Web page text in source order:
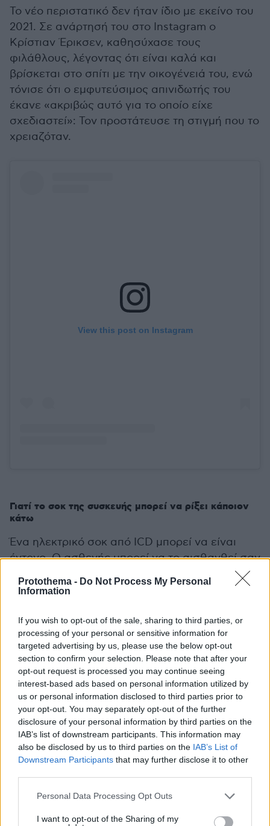
Protothema - Do Not Process My Personal
Information
If you wish to opt-out of the sale, sharing to third parties, or
processing of your personal or sensitive information for
targeted advertising by us, please use the below opt-out
section to confirm your selection. Please note that after your
opt-out request is processed you may continue seeing
interest-based ads based on personal information utilized by
us or personal information disclosed to third parties prior to
your opt-out. You may separately opt-out of the further
disclosure of your personal information by third parties on the
IAB’s list of downstream participants. This information may
also be disclosed by us to third parties on the IAB’s List of
Downstream Participants that may further disclose it to other
Please note that this website/app uses one or more Google
not limited to your visit or usage behaviour. You may click to
Personal Data Processing Opt Outs
I want to opt-out of the Sharing of my
Το νέο περιστατικό δεν ήταν ίδιο με εκείνο του
2021. Σε ανάρτησή του στο Instagram ο
Κρίστιαν Έρικσεν, καθησύχασε τους
φιλάθλους, λέγοντας ότι είναι καλά και
βρίσκεται στο σπίτι με την οικογένειά του, ενώ
τόνισε ότι ο εμφυτεύσιμος απινιδωτής του
έκανε «ακριβώς αυτό για το οποίο είχε
σχεδιαστεί»: Τον προστάτευσε τη στιγμή που το
χρειαζόταν.
View this post on Instagram
Γιατί το σοκ της συσκευής μπορεί να ρίξει κάποιον
κάτω
Ένα ηλεκτρικό σοκ από ICD μπορεί να είναι
έντονο. Ο ασθενής μπορεί να το αισθανθεί σαν
αιφνιδιαστεί, να ζαλιστεί ή να πέσει. Αυτό δεν
Συχνά σημαίνει το αντίθετο: Ότι αναγνώρισε
έναν επικίνδυνο ρυθμό και παρενέβη.
Γι’ αυτό και η εικόνα ενός ανθρώπου που
καταρρέει ενώ έχει ICD δεν σημαίνει πάντα το
ίδιο πράγμα με μία καρδιακή ανακοπή χωρίς
προστασία. Η κατάρρευση μπορεί να είναι η
ορατή πλευρά μίας εσωτερικής παρέμβασης
που έγινε μέσα σε δευτερόλεπτα.
Η τεχνολογία που αγοράζει χρόνο
Η ιστορία του Έρικσεν δείχνει κάτι που η
καρδιολογία γνωρίζει καλά: Στις επικίνδυνες